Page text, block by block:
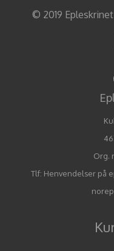
© 2019
Org.
Tlf: Henvendelser på